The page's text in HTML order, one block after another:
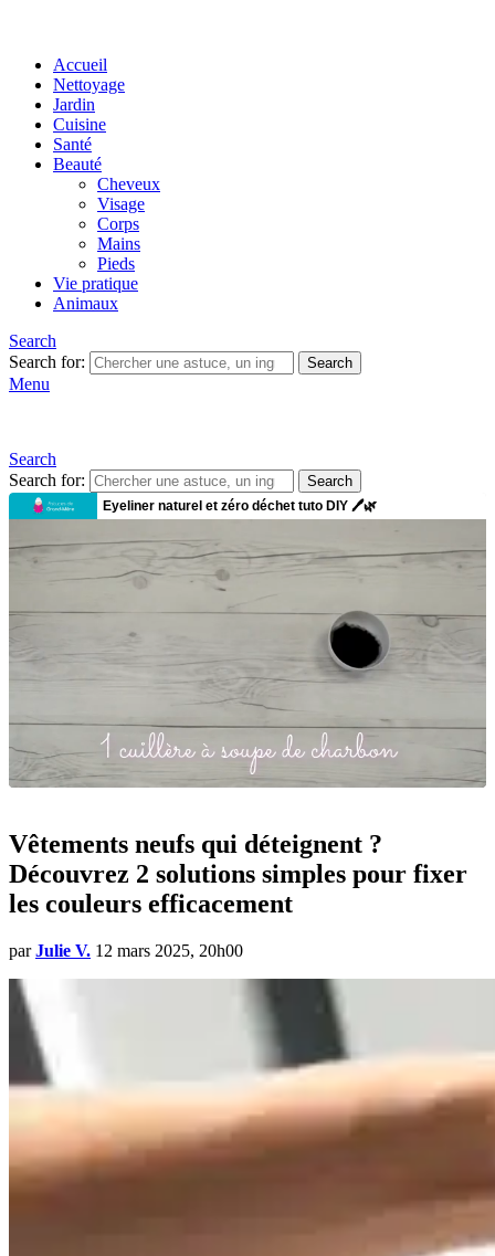
Accueil
Nettoyage
Jardin
Cuisine
Santé
Beauté
Cheveux
Visage
Corps
Mains
Pieds
Vie pratique
Animaux
Search
Search for:
Search
Menu
Search
Search for:
Search
Vêtements neufs qui déteignent ?
Découvrez 2 solutions simples pour fixer
les couleurs efficacement
par Julie V. 12 mars 2025, 20h00